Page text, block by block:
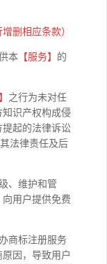
删相应条款）
本 【服务】 的
之行为未对任
识产权构成侵
起的法律诉讼
法律责任及后
、维护和管
用户提供免费
商标注册服务
因，导致用户